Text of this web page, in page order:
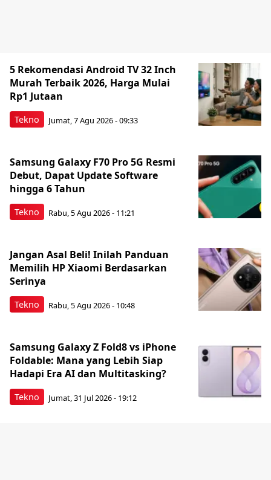
Tekno
5 Rekomendasi Android TV 32 Inch
Murah Terbaik 2026, Harga Mulai
Rp1 Jutaan
Jumat, 7 Agu 2026 - 09:33
Tekno
Samsung Galaxy F70 Pro 5G Resmi
Debut, Dapat Update Software
hingga 6 Tahun
Rabu, 5 Agu 2026 - 11:21
Tekno
Jangan Asal Beli! Inilah Panduan
Memilih HP Xiaomi Berdasarkan
Serinya
Rabu, 5 Agu 2026 - 10:48
Tekno
Samsung Galaxy Z Fold8 vs iPhone
Foldable: Mana yang Lebih Siap
Hadapi Era AI dan Multitasking?
Jumat, 31 Jul 2026 - 19:12